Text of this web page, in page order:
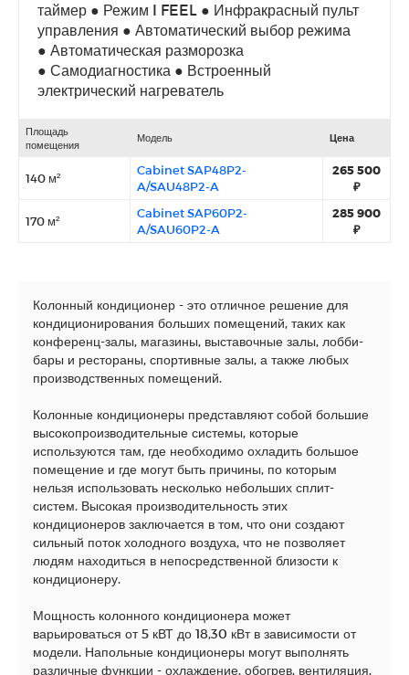
таймер ● Режим I FEEL ● Инфракрасный пульт
управления ● Автоматический выбор режима
● Автоматическая разморозка
● Самодиагностика ● Встроенный
электрический нагреватель
Площадь
помещения
Модель Цена
140 м²
Cabinet SAP48P2-
A/SAU48P2-A
265 500
₽
170 м²
Cabinet SAP60P2-
A/SAU60P2-A
285 900
₽
Колонный кондиционер - это отличное решение для
кондиционирования больших помещений, таких как
конференц-залы, магазины, выставочные залы, лобби-
бары и рестораны, спортивные залы, а также любых
производственных помещений.
Колонные кондиционеры представляют собой большие
высокопроизводительные системы, которые
используются там, где необходимо охладить большое
помещение и где могут быть причины, по которым
нельзя использовать несколько небольших сплит-
систем. Высокая производительность этих
кондиционеров заключается в том, что они создают
сильный поток холодного воздуха, что не позволяет
людям находиться в непосредственной близости к
кондиционеру.
Мощность колонного кондиционера может
варьироваться от 5 кВТ до 18,30 кВт в зависимости от
модели. Напольные кондиционеры могут выполнять
различные функции - охлаждение, обогрев, вентиляция,